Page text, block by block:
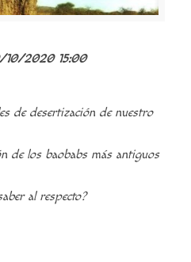
10/2020 15:00
de desertización de nuestro
de los baobabs más antiguos
al respecto?